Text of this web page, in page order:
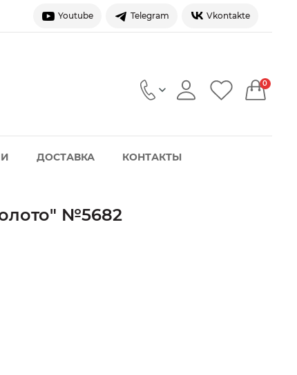
Youtube Telegram Vkontakte
0
ДОСТАВКА КОНТАКТЫ
№5682